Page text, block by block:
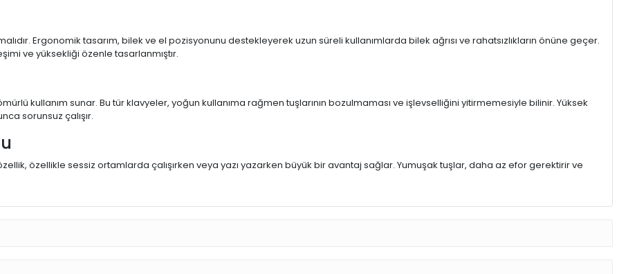
Ergonomik tasarım, bilek ve el pozisyonunu destekleyerek uzun süreli kullanımlarda bilek ağrısı ve rahatsızlıkların önüne geçer.
ve yüksekliği özenle tasarlanmıştır.
kullanım sunar. Bu tür klavyeler, yoğun kullanıma rağmen tuşlarının bozulmaması ve işlevselliğini yitirmemesiyle bilinir. Yüksek
sorunsuz çalışır.
özellikle sessiz ortamlarda çalışırken veya yazı yazarken büyük bir avantaj sağlar. Yumuşak tuşlar, daha az efor gerektirir ve